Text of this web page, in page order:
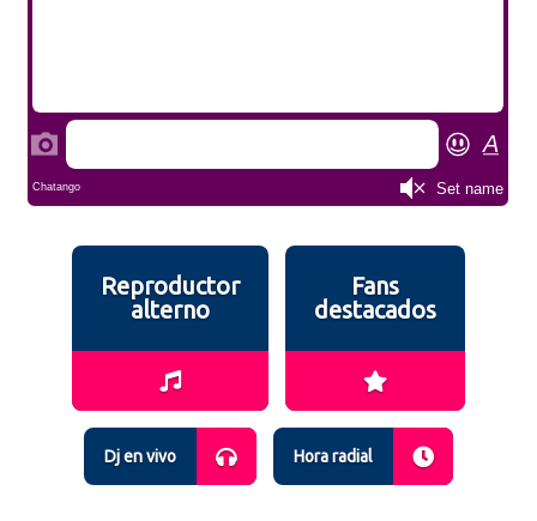
Reproductor
alterno
Fans
destacados
Dj en vivo Hora radial